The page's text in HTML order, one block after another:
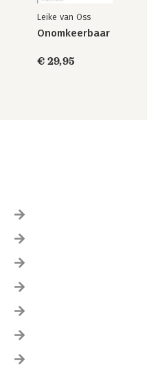
Leike van Oss
Onomkeerbaar
€ 29,95